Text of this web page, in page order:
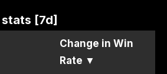
[7d]
Change in Win
Rate ▼